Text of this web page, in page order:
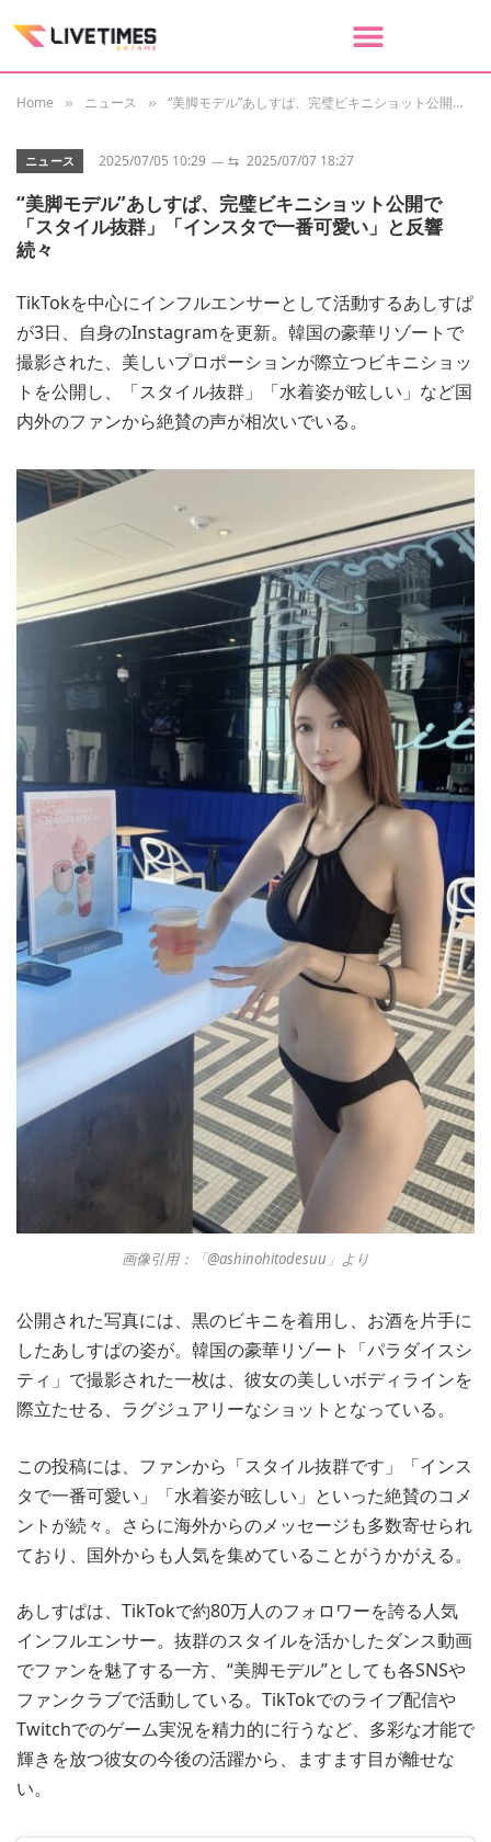
Home » ニュース » “美脚モデル”あしすぱ、完璧ビキニショット公開で「スタイル抜群」「インスタで一番可愛い」と反響続々
ニュース 2025/07/05 10:29 ⇆ 2025/07/07 18:27
“美脚モデル”あしすぱ、完璧ビキニショット公開で
「スタイル抜群」「インスタで一番可愛い」と反響
続々
TikTokを中心にインフルエンサーとして活動するあしすぱ
が3日、自身のInstagramを更新。韓国の豪華リゾートで
撮影された、美しいプロポーションが際立つビキニショッ
トを公開し、「スタイル抜群」「水着姿が眩しい」など国
内外のファンから絶賛の声が相次いでいる。
画像引用：「@ashinohitodesuu」より
公開された写真には、黒のビキニを着用し、お酒を片手に
したあしすぱの姿が。韓国の豪華リゾート「パラダイスシ
ティ」で撮影された一枚は、彼女の美しいボディラインを
際立たせる、ラグジュアリーなショットとなっている。
この投稿には、ファンから「スタイル抜群です」「インス
タで一番可愛い」「水着姿が眩しい」といった絶賛のコメ
ントが続々。さらに海外からのメッセージも多数寄せられ
ており、国外からも人気を集めていることがうかがえる。
あしすぱは、TikTokで約80万人のフォロワーを誇る人気
インフルエンサー。抜群のスタイルを活かしたダンス動画
でファンを魅了する一方、“美脚モデル”としても各SNSや
ファンクラブで活動している。TikTokでのライブ配信や
Twitchでのゲーム実況を精力的に行うなど、多彩な才能で
輝きを放つ彼女の今後の活躍から、ますます目が離せな
い。